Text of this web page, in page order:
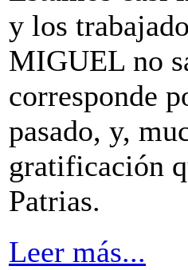
y los
MIGUEL no
corresponde
pasado, y,
gratificación
Patrias.
Leer más...